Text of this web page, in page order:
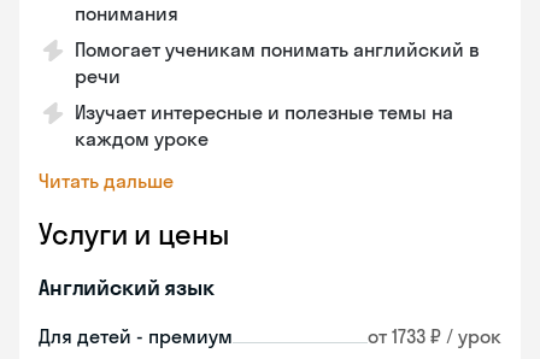
понимания
Помогает ученикам понимать английский в
речи
Изучает интересные и полезные темы на
каждом уроке
Читать дальше
Услуги и цены
Английский язык
Для детей - премиум от 1733 ₽ / урок